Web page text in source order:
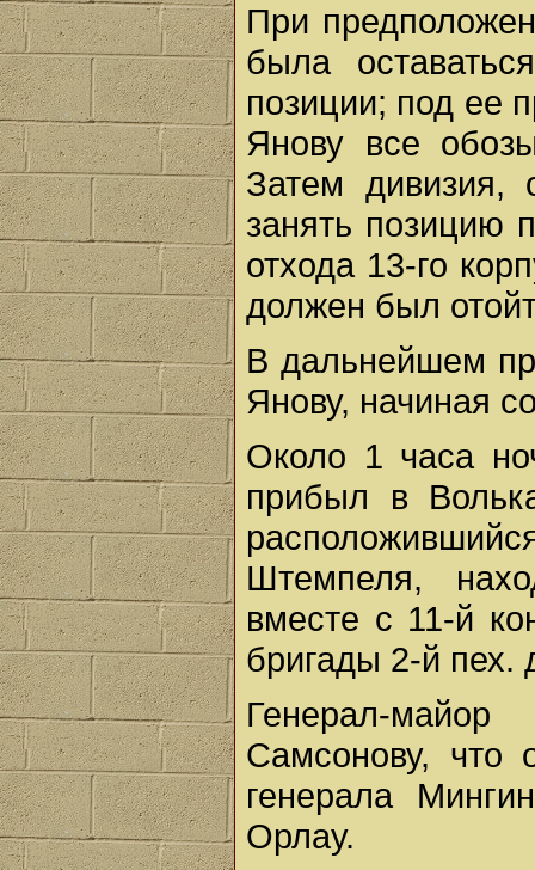
При
была
позиции; под ее
Янову все
Затем дивизия,
занять позицию
отхода 13-го
должен был
В дальнейшем
Янову, начиная
Около 1 часа
прибыл в
Штемпеля,
вместе с 11-й
бригады 2-й пех.
Генерал-
Самсонову, что
генерала
Орлау.